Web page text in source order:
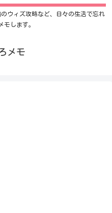
ウィズ攻略など、日々の生活で忘れ
モします。
メモ